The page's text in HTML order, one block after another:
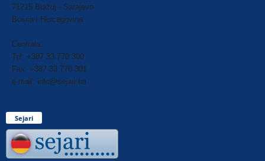
71215 Blažuj - Sarajevo
Bosna i Hercegovina
Centrala:
Tel: +387 33 770 300
Fax: +387 33 770 301
e-mail: info@sejari.ba
Sejari